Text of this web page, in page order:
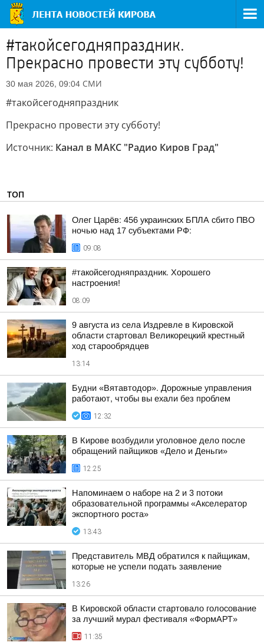
#такойсегодняпраздник.
Прекрасно провести эту субботу!
30 мая 2026, 09:04 СМИ
#такойсегодняпраздник
Прекрасно провести эту субботу!
Источник: Канал в МАКС "Радио Киров Град"
ТОП
Олег Царёв: 456 украинских БПЛА сбито ПВО
ночью над 17 субъектами РФ:
09:08
#такойсегодняпраздник. Хорошего
настроения!
08:09
9 августа из села Издревле в Кировской
области стартовал Великорецкий крестный
ход старообрядцев
13:14
Будни «Вятавтодор». Дорожные управления
работают, чтобы вы ехали без проблем
12:32
В Кирове возбудили уголовное дело после
обращений пайщиков «Дело и Деньги»
12:25
Напоминаем о наборе на 2 и 3 потоки
образовательной программы «Акселератор
экспортного роста»
13:43
Представитель МВД обратился к пайщикам,
которые не успели подать заявление
13:26
В Кировской области стартовало голосование
за лучший мурал фестиваля «ФормАРТ»
11:35